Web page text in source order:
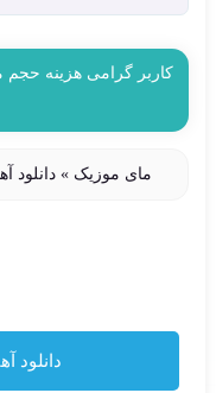
کاربر گرامی هزینه
مای موزیک » دانلود
دانلود